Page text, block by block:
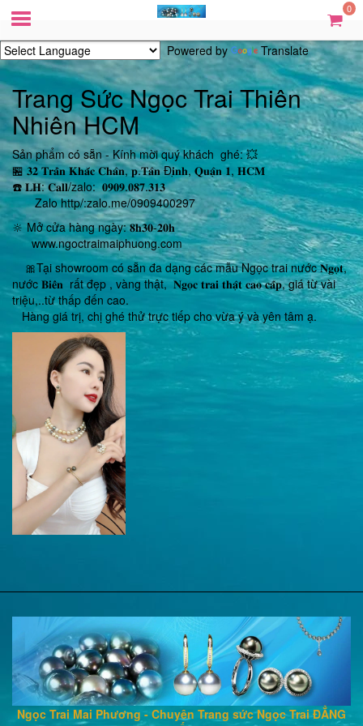
0
Powered by Translate
Trang Sức Ngọc Trai Thiên
Nhiên HCM
Sản phẩm có sẵn - Kính mời quý khách ghé: 💥
🏪 𝟑𝟐 𝐓𝐫𝐚̂̀𝐧 𝐊𝐡𝐚̆́𝐜 𝐂𝐡𝐚̂𝐧, 𝐩.𝐓𝐚̂𝐧 Đ𝐢̣𝐧𝐡, 𝐐𝐮𝐚̣̂𝐧 𝟏, 𝐇𝐂𝐌
☎️ 𝐋𝐇: 𝐂𝐚𝐥𝐥/zalo: 𝟎𝟗𝟎𝟗.𝟎𝟖𝟕.𝟑𝟏𝟑
Zalo http/:zalo.me/0909400297
🔆 Mở cửa hàng ngày: 𝟖𝐡𝟑𝟎-𝟐𝟎𝐡
www.ngoctraimaiphuong.com
🎀Tại showroom có sẵn đa dạng các mẫu Ngọc trai nước 𝐍𝐠𝐨̣𝐭,
nước 𝐁𝐢𝐞̂̉𝐧 rất đẹp , vàng thật, 𝐍𝐠𝐨̣𝐜 𝐭𝐫𝐚𝐢 𝐭𝐡𝐚̣̂𝐭 𝐜𝐚𝐨 𝐜𝐚̂́𝐩, giá từ vài
triệu,..từ thấp đến cao.
Hàng giá trị, chị ghé thử trực tiếp cho vừa ý và yên tâm ạ.
Ngọc Trai Mai Phương - Chuyên Trang sức Ngọc Trai ĐẲNG